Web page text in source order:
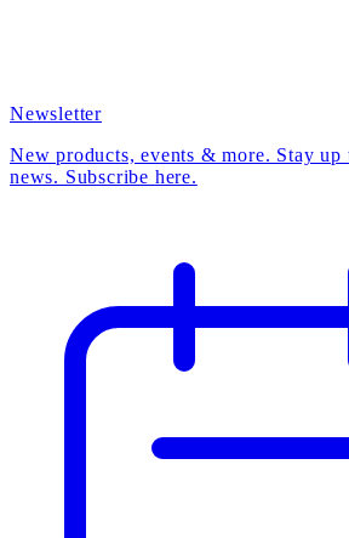
Newsletter
New products, events & more. Stay
news. Subscribe here.